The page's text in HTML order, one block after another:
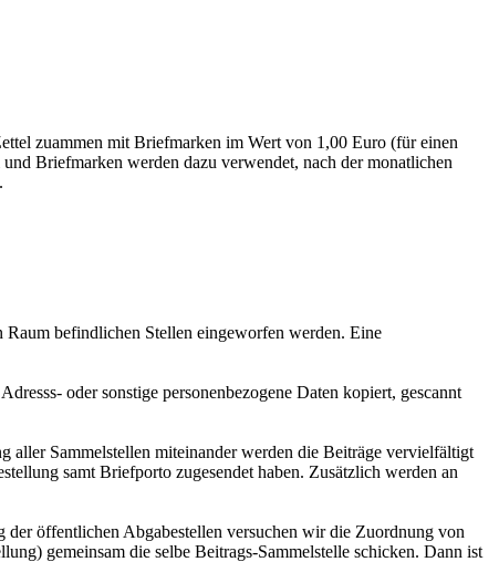
zuammen mit Briefmarken im Wert von 1,00 Euro (für einen
Briefmarken werden dazu verwendet, nach der monatlichen
befindlichen Stellen eingeworfen werden. Eine
oder sonstige personenbezogene Daten kopiert, gescannt
aller Sammelstellen miteinander werden die Beiträge vervielfältigt
samt Briefporto zugesendet haben. Zusätzlich werden an
öffentlichen Abgabestellen versuchen wir die Zuordnung von
gemeinsam die selbe Beitrags-Sammelstelle schicken. Dann ist